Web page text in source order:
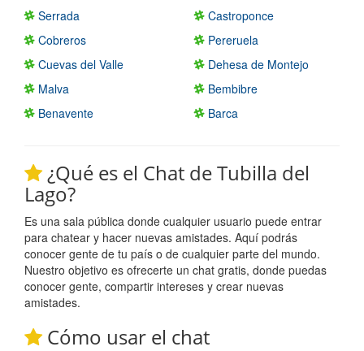
Serrada
Castroponce
Cobreros
Pereruela
Cuevas del Valle
Dehesa de Montejo
Malva
Bembibre
Benavente
Barca
¿Qué es el Chat de Tubilla del
Lago?
Es una sala pública donde cualquier usuario puede entrar
para chatear y hacer nuevas amistades. Aquí podrás
conocer gente de tu país o de cualquier parte del mundo.
Nuestro objetivo es ofrecerte un chat gratis, donde puedas
conocer gente, compartir intereses y crear nuevas
amistades.
Cómo usar el chat